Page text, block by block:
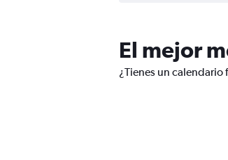
El mejor
¿Tienes un